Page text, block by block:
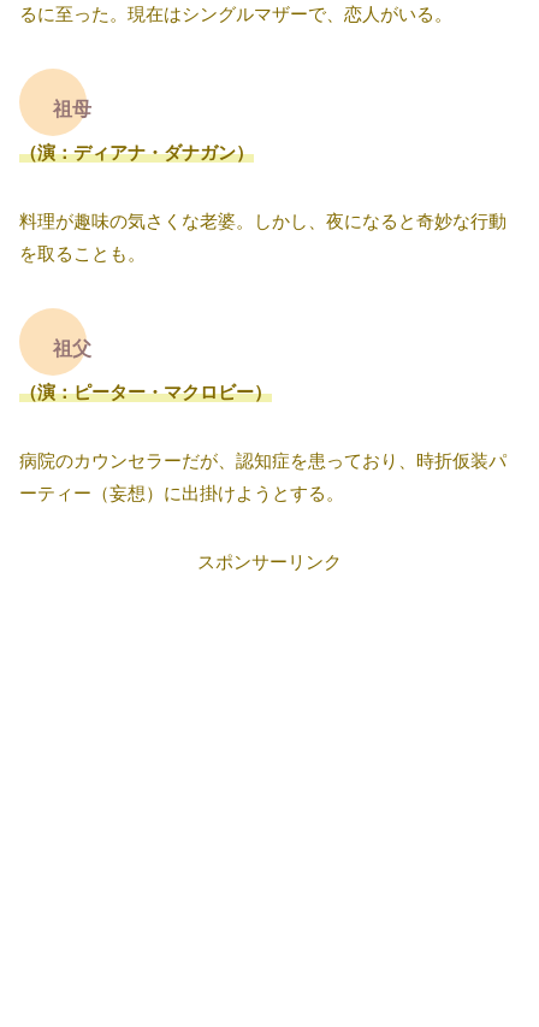
るに至った。現在はシングルマザーで、恋人がいる。
祖母
（演：ディアナ・ダナガン）
料理が趣味の気さくな老婆。しかし、夜になると奇妙な行動
を取ることも。
祖父
（演：ピーター・マクロビー）
病院のカウンセラーだが、認知症を患っており、時折仮装パ
ーティー（妄想）に出掛けようとする。
スポンサーリンク